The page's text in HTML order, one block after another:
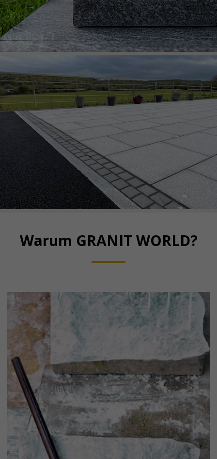
Warum GRANIT WORLD?